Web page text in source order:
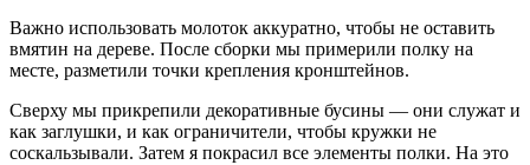
Важно использовать молоток аккуратно, чтобы не оставить
вмятин на дереве. После сборки мы примерили полку на
месте, разметили точки крепления кронштейнов.
Сверху мы прикрепили декоративные бусины — они служат и
как заглушки, и как ограничители, чтобы кружки не
соскальзывали. Затем я покрасил все элементы полки. На это